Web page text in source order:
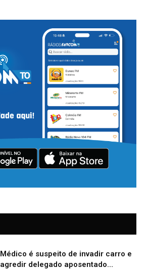
Médico é suspeito de invadir carro e
agredir delegado aposentado